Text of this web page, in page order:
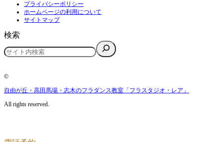
プライバシーポリシー
ホームページの利用について
サイトマップ
検索
©
自由が丘・高田馬場・志木のフラダンス教室「フラスタジオ・レア」
All rights reserved.